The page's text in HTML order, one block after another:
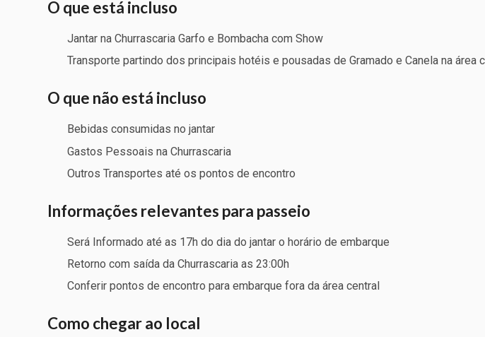
O que está incluso
Jantar na Churrascaria Garfo e Bombacha com Show
Transporte partindo dos principais hotéis e pousadas de Gramado e Canela na área
O que não está incluso
Bebidas consumidas no jantar
Gastos Pessoais na Churrascaria
Outros Transportes até os pontos de encontro
Informações relevantes para passeio
Será Informado até as 17h do dia do jantar o horário de embarque
Retorno com saída da Churrascaria as 23:00h
Conferir pontos de encontro para embarque fora da área central
Como chegar ao local